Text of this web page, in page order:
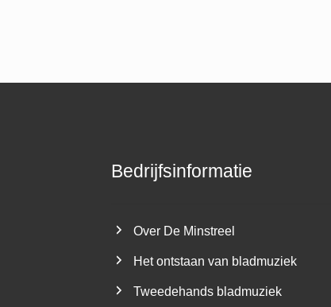
Bedrijfsinformatie
Over De Minstreel
Het ontstaan van bladmuziek
Tweedehands bladmuziek